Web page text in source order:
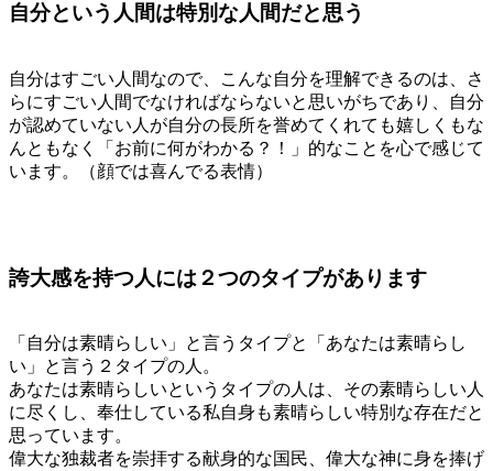
自分という人間は特別な人間だと思う
自分はすごい人間なので、こんな自分を理解できるのは、さ
らにすごい人間でなければならないと思いがちであり、自分
が認めていない人が自分の長所を誉めてくれても嬉しくもな
んともなく「お前に何がわかる？！」的なことを心で感じて
います。（顔では喜んでる表情）
誇大感を持つ人には２つのタイプがあります
「自分は素晴らしい」と言うタイプと「あなたは素晴らし
い」と言う２タイプの人。
あなたは素晴らしいというタイプの人は、その素晴らしい人
に尽くし、奉仕している私自身も素晴らしい特別な存在だと
思っています。
偉大な独裁者を崇拝する献身的な国民、偉大な神に身を捧げ